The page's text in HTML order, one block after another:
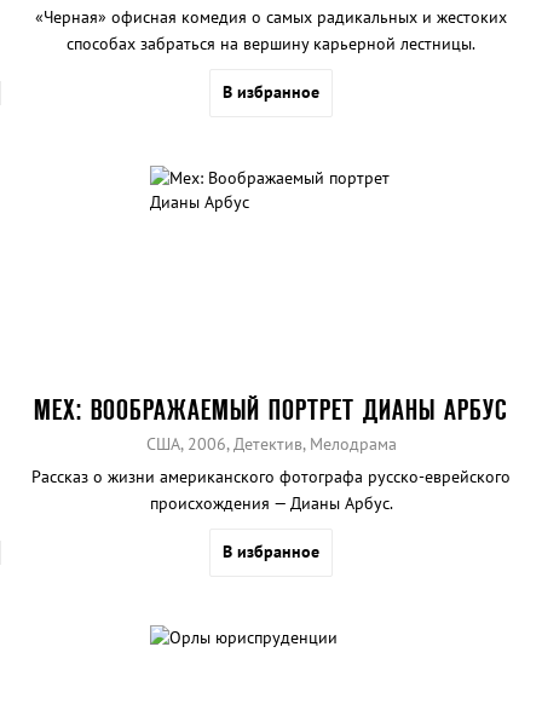
«Черная» офисная комедия о самых радикальных и жестоких
способах забраться на вершину карьерной лестницы.
В избранное
МЕХ: ВООБРАЖАЕМЫЙ ПОРТРЕТ ДИАНЫ АРБУС
США, 2006, Детектив, Мелодрама
Рассказ о жизни американского фотографа русско-еврейского
происхождения — Дианы Арбус.
В избранное